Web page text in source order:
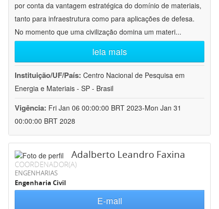
por conta da vantagem estratégica do domínio de materiais,
tanto para infraestrutura como para aplicações de defesa.
No momento que uma civilização domina um materi...
leia mais
Instituição/UF/País: Centro Nacional de Pesquisa em
Energia e Materiais - SP - Brasil
Vigência: Fri Jan 06 00:00:00 BRT 2023-Mon Jan 31
00:00:00 BRT 2028
Adalberto Leandro Faxina
COORDENADOR(A)
ENGENHARIAS
Engenharia Civil
E-mail